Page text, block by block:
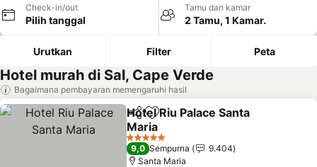
Check-in/out
Pilih tanggal
Tamu dan kamar
2 Tamu, 1 Kamar.
Urutkan Filter Peta
Hotel murah di Sal, Cape Verde
Bagaimana pembayaran memengaruhi hasil
BagikanTambahkan ke favorit
Hotel Riu Palace Santa
Maria
5 Bintang
9,0 Sempurna
9.404
Santa Maria